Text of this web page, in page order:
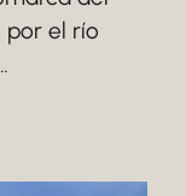
por el río